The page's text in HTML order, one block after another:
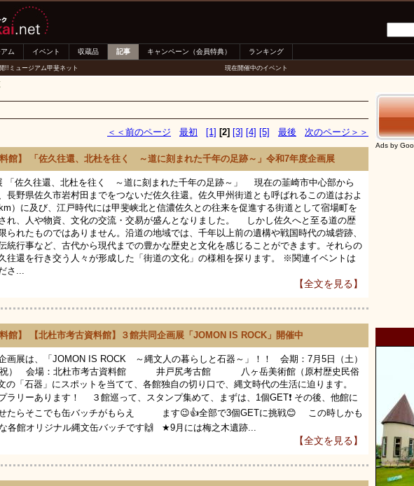
ム イベント 収蔵品 記事 キャンペーン（会員特典） ランキング
!!ミュージアム甲斐ネット 現在開催中のイベント
＜＜前のページ 最初 [1] [2] [3] [4] [5] 最後 次のページ＞＞
料館】 「佐久往還、北杜を往く ～道に刻まれた千年の足跡～」令和7年度企画展
「佐久往還、北杜を往く ～道に刻まれた千年の足跡～」 現在の韮崎市中心部から
長野県佐久市岩村田までをつないだ佐久往還。佐久甲州街道とも呼ばれるこの道はおよ
）に及び、江戸時代には甲斐峡北と信濃佐久との往来を促進する街道として宿場町を
れ、人や物資、文化の交流・交易が盛んとなりました。 しかし佐久へと至る道の歴
られたものではありません。沿道の地域では、千年以上前の遺構や戦国時代の城砦跡、
統行事など、古代から現代までの豊かな歴史と文化を感じることができます。それらの
往還を行き交う人々が形成した「街道の文化」の様相を探ります。 ※関連イベントは
さ...
【全文を見る】
料館】 【北杜市考古資料館】３館共同企画展「JOMON IS ROCK」開催中
画展は、「JOMON IS ROCK ～縄文人の暮らしと石器～」！！ 会期：7月5日（土）
祝） 会場：北杜市考古資料館 井戸尻考古館 八ヶ岳美術館（原村歴史民俗
「石器」にスポットを当てて、各館独自の切り口で、縄文時代の生活に迫ります。
ラリーあります！ ３館巡って、スタンプ集めて、まずは、1個GET❗️ その後、他館に
せたらそこでも缶バッチがもらえ ます😉👍全部で3個GETに挑戦😊 この時しかも
各館オリジナル縄文缶バッチです🙌 ★9月には梅之木遺跡...
【全文を見る】
Ads by